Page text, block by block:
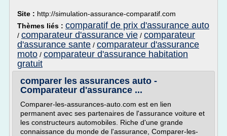
Site : http://simulation-assurance-comparatif.com
Thèmes liés : comparatif de prix d'assurance auto
/ comparateur d'assurance vie / comparateur
d'assurance sante / comparateur d'assurance
moto / comparateur d'assurance habitation
gratuit
comparer les assurances auto -
Comparateur d'assurance ...
Comparer-les-assurances-auto.com est en lien
permanent avec ses partenaires de l'assurance voiture et
les constructeurs automobiles. Riche d'une grande
connaissance du monde de l'assurance, Comparer-les-